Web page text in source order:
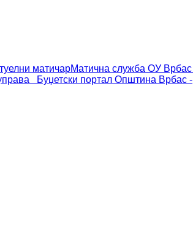
матичарМатична служба ОУ Врбас
Буџетски портал Општина Врбас -